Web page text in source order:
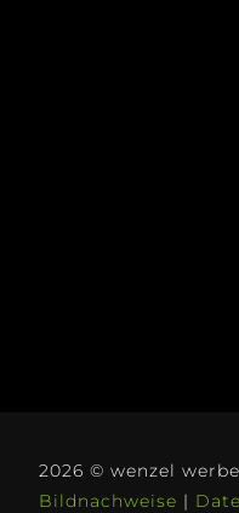
2026 © wenzel
Bildnachweise |